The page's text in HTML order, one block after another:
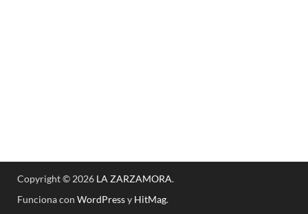
Copyright © 2026 LA ZARZAMORA.
Funciona con WordPressy HitMag.